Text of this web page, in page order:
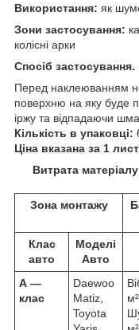
Використання: як
Зони застосування:
колісні арки
Спосіб застосування.
Перед наклеюванням
поверхню на яку буде
іржу та відпадаючи
Кількість в упаковці:
Ціна вказана за 1
Витрата матеріалу
Зона монтажу
Клас
авто
Моделі
Авто
А ―
клас
Daewoo
Matiz,
Toyota
м²